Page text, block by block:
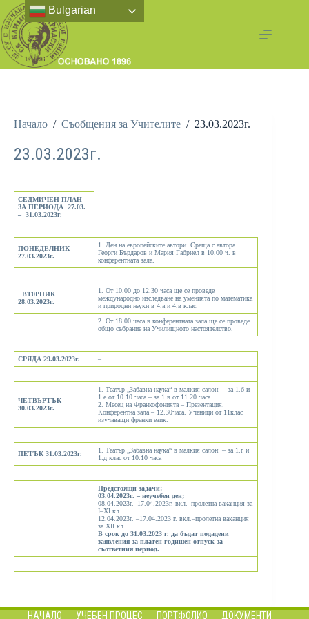
Начало / Съобщения за Учителите / 23.03.2023г.
23.03.2023г.
СЕДМИЧЕН ПЛАН
ЗА ПЕРИОДА 27.03.
– 31.03.2023г.
ПОНЕДЕЛНИК
27.03.2023г.
1. Ден на европейските автори. Среща с автора
Георги Бърдаров и Мария Габриел в 10.00 ч. в
конферентната зала.
ВТ0РНИК
28.03.2023г.
1. От 10.00 до 12.30 часа ще се проведе
международно изследване на уменията по математика
и природни науки в 4.а и 4.в клас.
2. От 18.00 часа в конферентната зала ще се проведе
общо събрание на Училищното настоятелство.
СРЯДА 29.03.2023г. –
ЧЕТВЪРТЪК
30.03.2023г.
1. Театър „Забавна наука“ в малкия салон: – за 1.б и
1.е от 10.10 часа – за 1.в от 11.20 часа
2. Месец на Франкофонията – Презентация.
Конферентна зала – 12.30часа. Ученици от 11клас
изучаващи френки език.
ПЕТЪК 31.03.2023г.
1. Театър „Забавна наука“ в малкия салон: – за 1.г и
1.д клас от 10.10 часа
Предстоящи задачи:
03.04.2023г. – неучебен ден;
08.04.2023г.–17.04.2023г. вкл.–пролетна ваканция за
I–XI кл.
12.04.2023г. –17.04.2023 г. вкл.–пролетна ваканция
за XII кл.
В срок до 31.03.2023 г. да бъдат подадени
заявления за платен годишен отпуск за
съответния период.
НАЧАЛО УЧЕБЕН ПРОЦЕС ПОРТФОЛИО ДОКУМЕНТИ
Bulgarian